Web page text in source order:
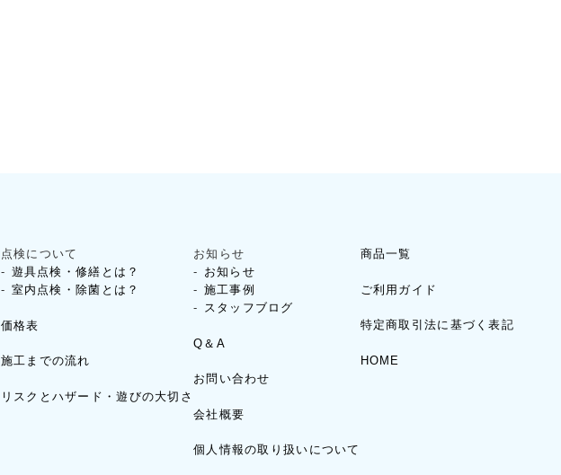
点検について
遊具点検・修繕とは？
室内点検・除菌とは？
価格表
施工までの流れ
リスクとハザード・遊びの大切さ
お知らせ
お知らせ
施工事例
スタッフブログ
Q＆A
お問い合わせ
会社概要
個人情報の取り扱いについて
商品一覧
ご利用ガイド
特定商取引法に基づく表記
HOME